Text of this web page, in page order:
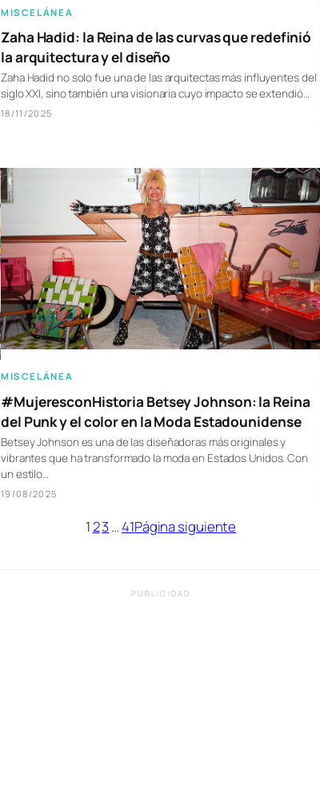
MISCELÁNEA
Zaha Hadid: la Reina de las curvas que redefinió
la arquitectura y el diseño
Zaha Hadid no solo fue una de las arquitectas más influyentes del
siglo XXI, sino también una visionaria cuyo impacto se extendió…
18/11/2025
MISCELÁNEA
#MujeresconHistoria Betsey Johnson: la Reina
del Punk y el color en la Moda Estadounidense
Betsey Johnson es una de las diseñadoras más originales y
vibrantes que ha transformado la moda en Estados Unidos. Con
un estilo…
19/08/2025
123 … 41Página siguiente
PUBLICIDAD